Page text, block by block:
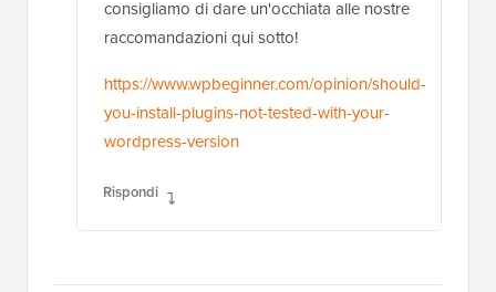
consigliamo di dare un'occhiata alle nostre
raccomandazioni qui sotto!
https://www.wpbeginner.com/opinion/should-
you-install-plugins-not-tested-with-your-
wordpress-version
Rispondi